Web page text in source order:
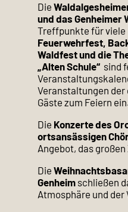
Die
und das Genheimer
Treffpunkte für viele
Feuerwehrfest,
Waldfest und die
„Alten Schule“ sind
Veranstaltungen der
Gäste zum Feiern
Die Konzerte des
ortsansässigen
Angebot, das
Die
Genheim schließen
Atmosphäre und